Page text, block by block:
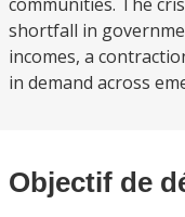
shortfall in
incomes, a
in demand across
Objectif de